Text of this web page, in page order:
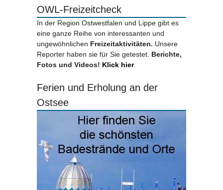
OWL-Freizeitcheck
In der Region Ostwestfalen und Lippe gibt es
eine ganze Reihe von interessanten und
ungewöhnlichen Freizeitaktivitäten. Unsere
Reporter haben sie für Sie getestet. Berichte,
Fotos und Videos! Klick hier
Ferien und Erholung an der
Ostsee